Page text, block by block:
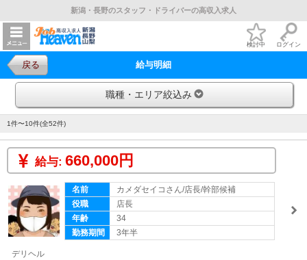
新潟・長野のスタッフ・ドライバーの高収入求人
検討中 ログイン
戻る 給与明細
職種・エリア絞込み
1件〜10件(全52件)
給与: 660,000円
名前
カメダセイコさん/店長/幹部候補
役職
店長
年齢
34
勤務期間
3年半
デリヘル